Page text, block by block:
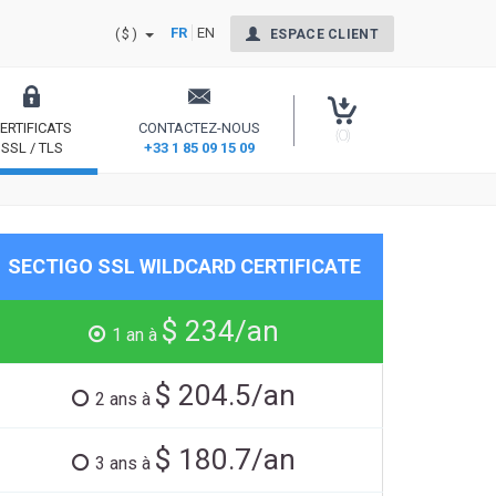
($) FR EN ESPACE CLIENT
SSL / TLS
CONTACTEZ-NOUS
+33 1 85 09 15 09
(0)
SECTIGO SSL WILDCARD CERTIFICATE
1 an à $ 234/an
2 ans à $ 204.5/an
3 ans à $ 180.7/an